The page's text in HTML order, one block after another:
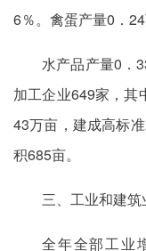
6％。禽蛋产量0．
水产品产量0．
加工企业649家，其
43万亩，建成高标
积685亩。
三、工业和建筑
全年全部工业